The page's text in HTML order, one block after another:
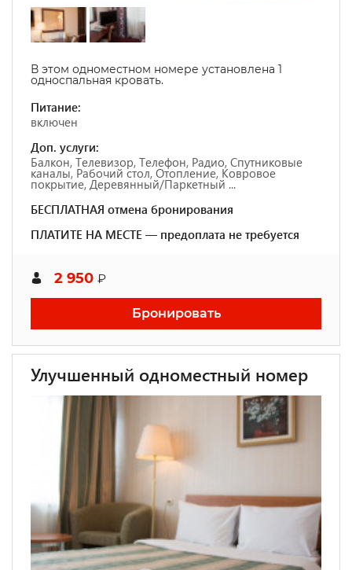
В этом одноместном номере установлена 1
односпальная кровать.
Питание:
включен
Доп. услуги:
Балкон, Телевизор, Телефон, Радио, Спутниковые
каналы, Рабочий стол, Отопление, Ковровое
покрытие, Деревянный/Паркетный ...
БЕСПЛАТНАЯ отмена бронирования
ПЛАТИТЕ НА МЕСТЕ — предоплата не требуется
2 950 ₽
Бронировать
Улучшенный одноместный номер